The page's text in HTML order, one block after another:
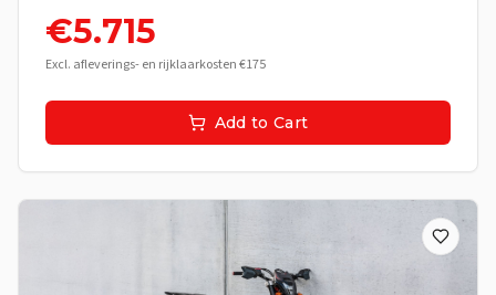
€5.715
Excl. afleverings- en rijklaarkosten €175
Add to Cart